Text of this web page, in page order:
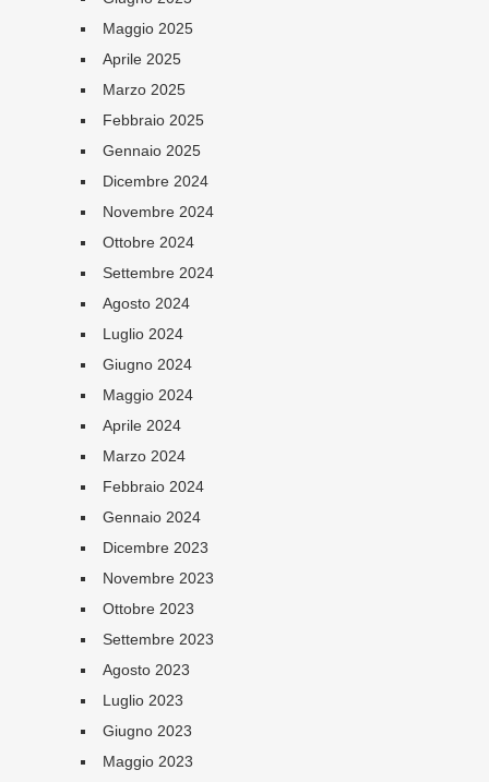
Maggio 2025
Aprile 2025
Marzo 2025
Febbraio 2025
Gennaio 2025
Dicembre 2024
Novembre 2024
Ottobre 2024
Settembre 2024
Agosto 2024
Luglio 2024
Giugno 2024
Maggio 2024
Aprile 2024
Marzo 2024
Febbraio 2024
Gennaio 2024
Dicembre 2023
Novembre 2023
Ottobre 2023
Settembre 2023
Agosto 2023
Luglio 2023
Giugno 2023
Maggio 2023